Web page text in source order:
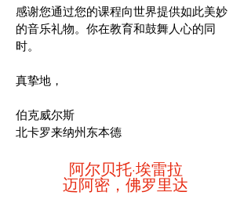
感谢您通过您的课程向世界提供如此美妙
的音乐礼物。你在教育和鼓舞人心的同
时。
真挚地，
伯克威尔斯
北卡罗来纳州东本德
阿尔贝托·埃雷拉
迈阿密，佛罗里达